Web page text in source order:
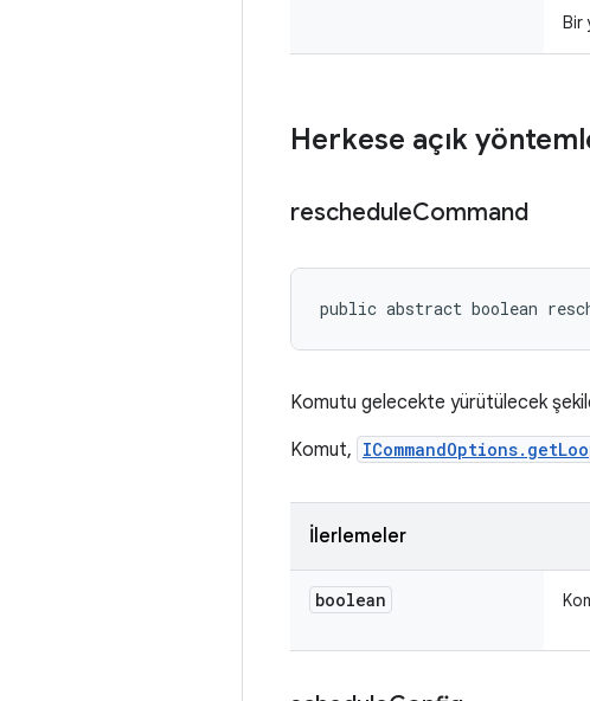
Bir
Herkese açık
rescheduleCommand
public abstract boolean
Komutu gelecekte yürütülecek
Komut,
İlerlemeler
boolean